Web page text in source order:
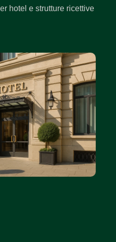
hotel e strutture ricettive